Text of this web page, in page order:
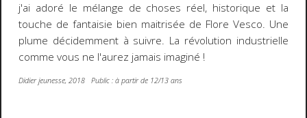
j'ai adoré le mélange de choses réel, historique et la
touche de fantaisie bien maitrisée de Flore Vesco. Une
plume décidemment à suivre. La révolution industrielle
comme vous ne l'aurez jamais imaginé !
Didier jeunesse, 2018 Public : à partir de 12/13 ans